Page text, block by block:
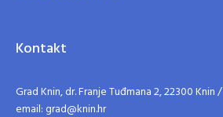
Kontakt
Grad Knin, dr. Franje Tuđmana 2, 22300
email: grad@knin.hr